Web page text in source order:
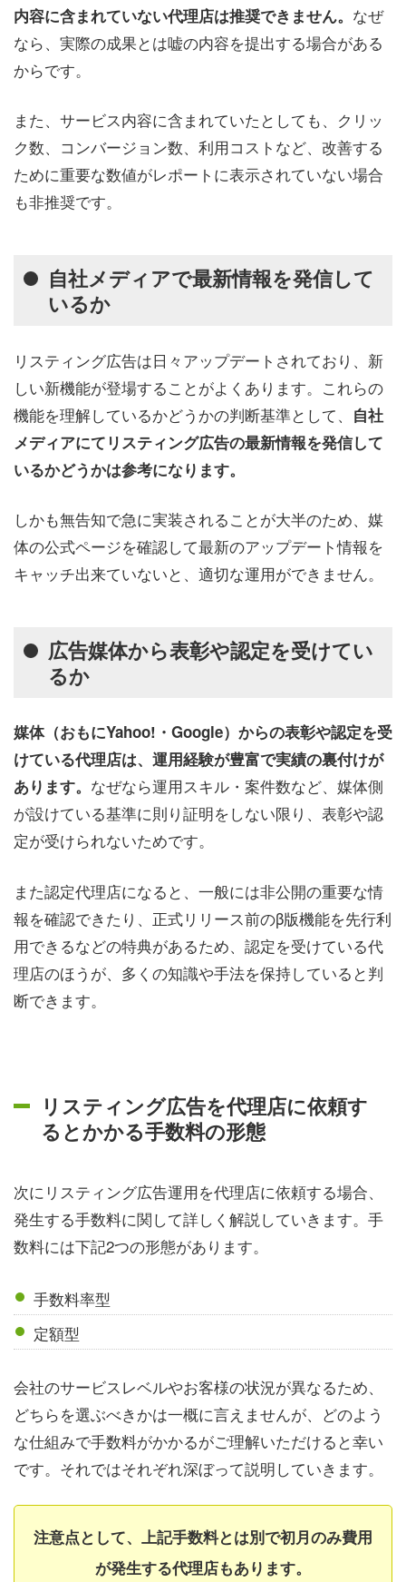
内容に含まれていない代理店は推奨できません。 なぜ
なら、実際の成果とは嘘の内容を提出する場合がある
からです。
また、サービス内容に含まれていたとしても、クリッ
ク数、コンバージョン数、利用コストなど、改善する
ために重要な数値がレポートに表示されていない場合
も非推奨です。
自社メディアで最新情報を発信して
いるか
リスティング広告は日々アップデートされており、新
しい新機能が登場することがよくあります。これらの
機能を理解しているかどうかの判断基準として、
自社
メディアにてリスティング広告の最新情報を発信して
いるかどうかは参考になります。
しかも無告知で急に実装されることが大半のため、媒
体の公式ページを確認して最新のアップデート情報を
キャッチ出来ていないと、適切な運用ができません。
広告媒体から表彰や認定を受けてい
るか
媒体（おもにYahoo!・Google）からの表彰や認定を受
けている代理店は、運用経験が豊富で実績の裏付けが
あります。 なぜなら運用スキル・案件数など、媒体側
が設けている基準に則り証明をしない限り、表彰や認
定が受けられないためです。
また認定代理店になると、一般には非公開の重要な情
報を確認できたり、正式リリース前のβ版機能を先行利
用できるなどの特典があるため、認定を受けている代
理店のほうが、多くの知識や手法を保持していると判
断できます。
リスティング広告を代理店に依頼す
るとかかる手数料の形態
次にリスティング広告運用を代理店に依頼する場合、
発生する手数料に関して詳しく解説していきます。手
数料には下記2つの形態があります。
手数料率型
定額型
会社のサービスレベルやお客様の状況が異なるため、
どちらを選ぶべきかは一概に言えませんが、どのよう
な仕組みで手数料がかかるがご理解いただけると幸い
です。それではそれぞれ深ぼって説明していきます。
注意点として、上記手数料とは別で初月のみ費用
が発生する代理店もあります。